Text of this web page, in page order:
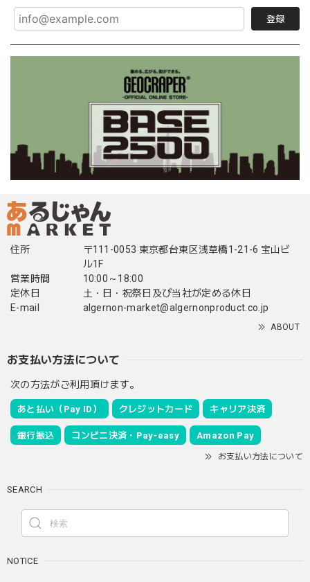
登録
住所
〒111-0053 東京都台東区浅草橋1-21-6 宝山ビ
ル1F
営業時間
10:00～18:00
定休日
土・日・祝祭日及び当社が定める休日
E-mail
algernon-market@algernonproduct.co.jp
ABOUT
お支払い方法について
次の方法がご利用頂けます。
あと払い（Pay ID） クレジットカード キャリア決済
銀行振込 コンビニ決済・Pay-easy Amazon Pay
お支払い方法について
SEARCH
NOTICE